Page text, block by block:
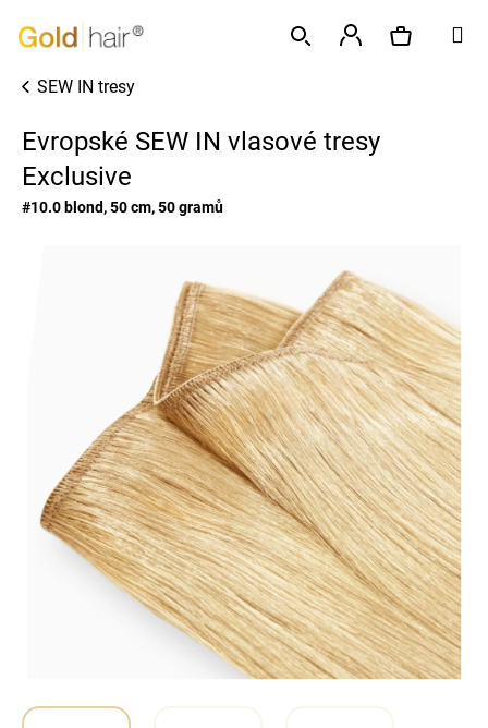
na
obsah
SEW IN tresy
Evropské SEW IN vlasové tresy
Exclusive
#10.0 blond, 50 cm, 50 gramů
Zpět
Zpět
o
p
o